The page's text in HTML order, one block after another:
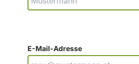
E-Mail-Adresse